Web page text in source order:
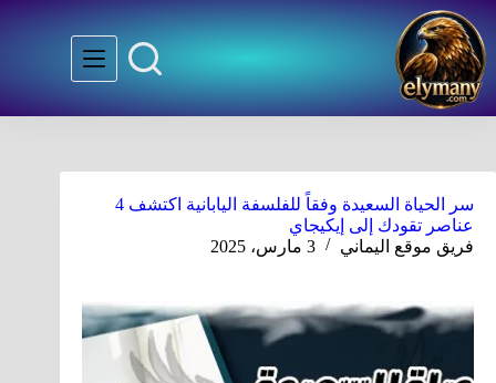
سر الحياة السعيدة وفقاً للفلسفة اليابانية اكتشف 4
عناصر تقودك إلى إيكيجاي
فريق موقع اليماني
3 مارس، 2025